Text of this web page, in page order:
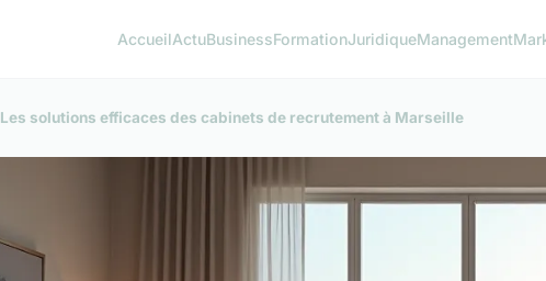
AccueilActuBusinessFormationJuridiqueManagement
Les solutions efficaces des cabinets de recrutement à Marseille